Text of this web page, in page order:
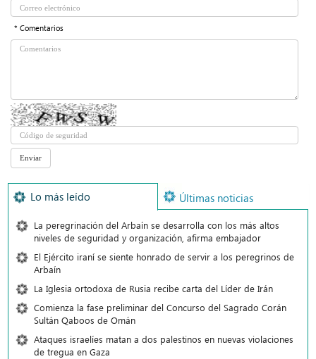
* Comentarios
Lo más leído Últimas noticias
La peregrinación del Arbaín se desarrolla con los más altos
niveles de seguridad y organización, afirma embajador
El Ejército iraní se siente honrado de servir a los peregrinos de
Arbaín
La Iglesia ortodoxa de Rusia recibe carta del Líder de Irán
Comienza la fase preliminar del Concurso del Sagrado Corán
Sultán Qaboos de Omán
Ataques israelíes matan a dos palestinos en nuevas violaciones
de tregua en Gaza